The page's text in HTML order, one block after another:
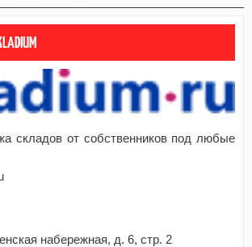
складов от собственников под любые
набережная, д. 6, стр. 2